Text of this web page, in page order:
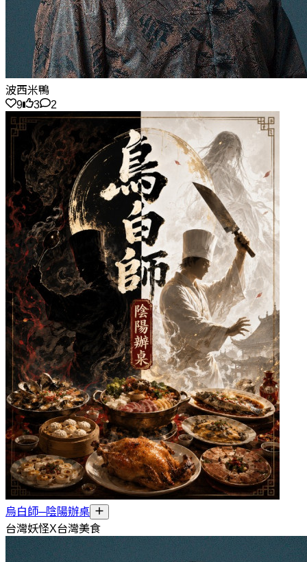
波西米鴨
9
3 2
烏白師─陰陽辦桌
台灣妖怪X台灣美食